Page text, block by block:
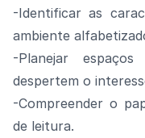
-Identificar as
ambiente
-Planejar
despertem o
-Compreender o
de leitura.